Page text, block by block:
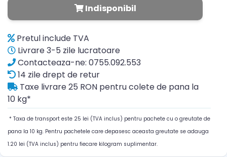
Indisponibil
Pretul include TVA
Livrare 3-5 zile lucratoare
Contacteaza-ne: 0755.092.553
14 zile drept de retur
Taxe livrare 25 RON pentru colete de pana la
10 kg*
* Taxa de transport este 25 lei (TVA inclus) pentru pachete cu o greutate de
pana la 10 kg. Pentru pachetele care depasesc aceasta greutate se adauga
1.20 lei (TVA inclus) pentru fiecare kilogram suplimentar.